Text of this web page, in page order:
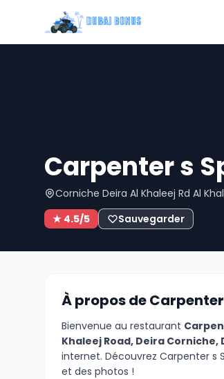
Carpenter s
Corniche Deira Al Khaleej Rd Al
★ 4.5/5
Sauvegarder
À propos de
Bienvenue au restaurant
Khaleej Road, Deira
internet. Découvrez Carpenter s
et des photos !